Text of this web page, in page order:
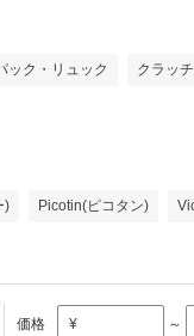
ック・リュック クラッ
) Picotin(ピコタン)
価格 ¥ ～